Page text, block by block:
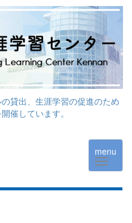
貸出、生涯学習の促進のため
催しています。
menu